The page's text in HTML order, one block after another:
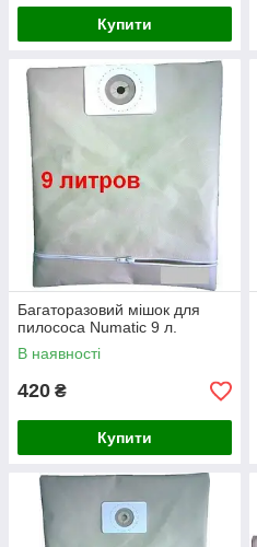
Купити
Багаторазовий мішок для
пилососа Numatic 9 л.
В наявності
420 ₴
Купити